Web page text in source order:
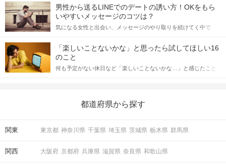
てアプローチできるかにも左右されます。 これから恋人作りを本
格的に始めようとしている方は、女性が異性を求めて出すサイン
をしっかりと理解し、正しい行動に移せるかどうかが重要。 この
記事では、女性が話しかけて欲しい時に出すサインとその心理を
合にどのような行動に繋げるべきかをご紹介していきます。
男性から送るLINEでのデートの誘い方！OKをもら
いやすいメッセージのコツは？
気になる女性と出会い、メッセージのやり取りを続けてく中で
しかし、中には「どう誘ったらいいの？」とお困りの男性もいら
っしゃるのではないでしょうか。 そこで今回は、男性から女性へ
送るLINEでのデートの誘い方のコツをご紹介します。例文も混じ
えながら解説するので、ぜひ参考にしてください。
「楽しいことないかな」と思ったら試してほしい16
のこと
何も予定がない休日など「楽しいことないかな…」と感じたこと
の楽しいことアイデアを集めました♪ いままさに楽しいことを探し
都道府県から探す
関東 東京都 神奈川県 千葉県 埼玉県 茨城県 栃木県 群馬県
関西 大阪府 京都府 兵庫県 滋賀県 奈良県 和歌山県